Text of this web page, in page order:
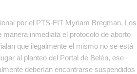
por el PTS-FIT Myriam Bregman. Los
inmediata el protocolo de aborto
que ilegalmente el mismo no se está
al planteo del Portal de Belén, ese
deberían encontrarse suspendidos